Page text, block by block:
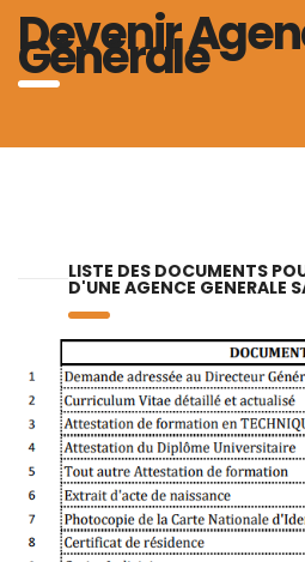
Devenir
Générale
LISTE DES DOCUMENTS
D'UNE AGENCE GENERALE